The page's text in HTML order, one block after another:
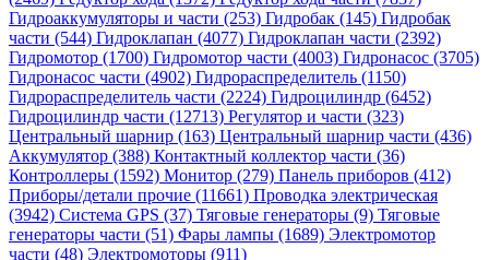
Гидроаккумуляторы и части (253) Гидробак (145) Гидробак
части (544) Гидроклапан (4077) Гидроклапан части (2392)
Гидромотор (1700) Гидромотор части (4003) Гидронасос (3705)
Гидронасос части (4902) Гидрораспределитель (1150)
Гидрораспределитель части (2224) Гидроцилиндр (6452)
Гидроцилиндр части (12713) Регулятор и части (323)
Центральный шарнир (163) Центральный шарнир части (436)
Аккумулятор (388) Контактный коллектор части (36)
Контроллеры (1592) Монитор (279) Панель приборов (412)
Приборы/детали прочие (11661) Проводка электрическая
(3942) Система GPS (37) Тяговые генераторы (9) Тяговые
генераторы части (51) Фары лампы (1689) Электромотор
части (48) Электромоторы (911)